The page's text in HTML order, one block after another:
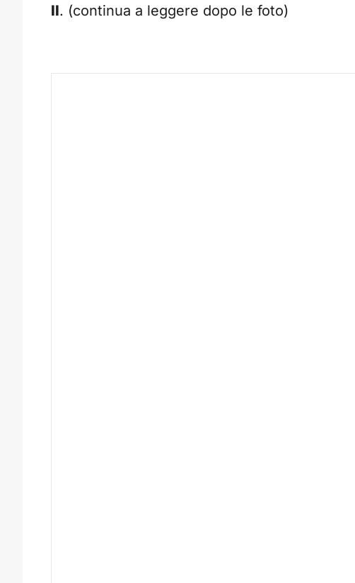
II. (continua a leggere dopo le foto)